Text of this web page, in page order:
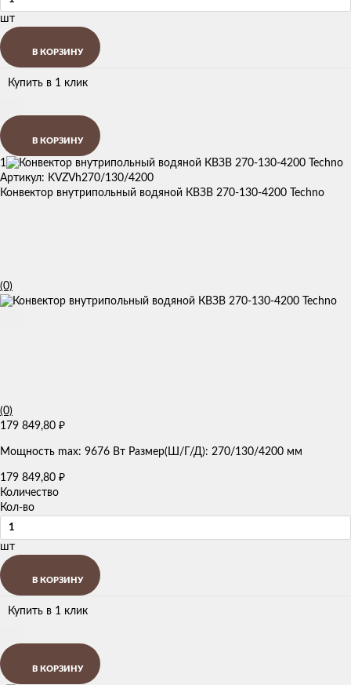
шт
В КОРЗИНУ
Купить в 1 клик
В КОРЗИНУ
1
Артикул: KVZVh270/130/4200
Конвектор внутрипольный водяной КВЗВ 270-130-4200 Techno
(0)
(0)
179 849,80 ₽
Мощность max: 9676 Вт Размер(Ш/Г/Д): 270/130/4200 мм
179 849,80 ₽
Количество
Кол-во
шт
В КОРЗИНУ
Купить в 1 клик
В КОРЗИНУ